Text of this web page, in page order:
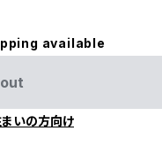
available
いの方向け